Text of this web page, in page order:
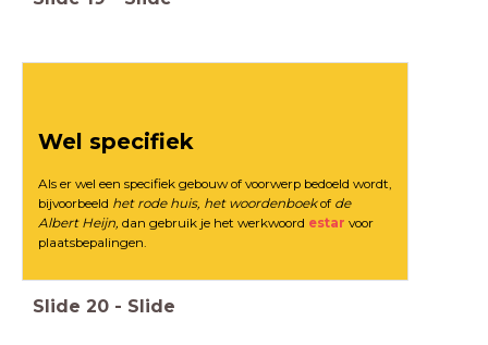
Wel specifiek
Als er wel een specifiek gebouw of voorwerp bedoeld wordt,
bijvoorbeeld het rode huis, het woordenboekof de
Albert Heijn, dan gebruik je het werkwoord estar voor
plaatsbepalingen.
Slide 20 - Slide